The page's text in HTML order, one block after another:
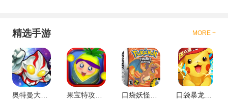
精选手游 MORE +
奥特曼大战小怪兽